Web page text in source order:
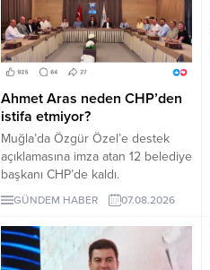
Ahmet Aras neden CHP’den
istifa etmiyor?
Muğla’da Özgür Özel’e destek
açıklamasına imza atan 12 belediye
başkanı CHP’de kaldı.
Milletvekilleri Yeni Parti’ye
geçerken belediye başkanlarının
tutumu ve CHP yönetiminin
sessizliği tartışılıyor.
GÜNDEM HABER 07.08.2026